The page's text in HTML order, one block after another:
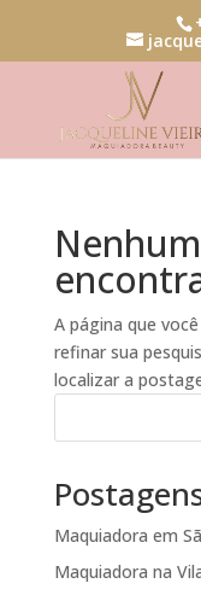
A página que
refinar sua
localizar a
Maquiadora em
Maquiadora na